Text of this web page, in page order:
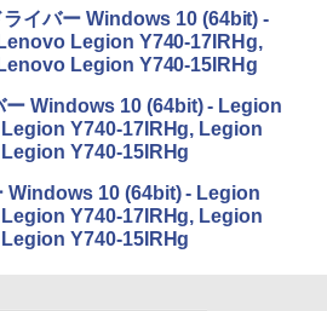
イバー Windows 10 (64bit) -
Legion Y740-17IRHg,
Legion Y740-15IRHg
ー Windows 10 (64bit) - Legion
Y740-17IRHg, Legion
Y740-15IRHg
Windows 10 (64bit) - Legion
Y740-17IRHg, Legion
Y740-15IRHg